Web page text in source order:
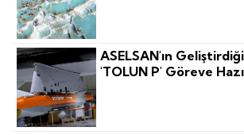
ASELSAN'ın
'TOLUN P' Göreve